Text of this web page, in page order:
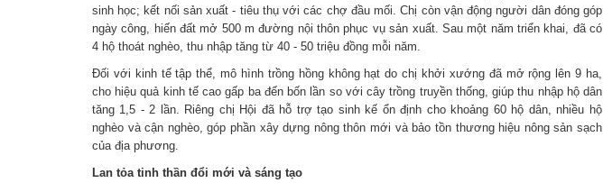
sinh học; kết nối sản xuất - tiêu thụ với các chợ đầu mối. Chị còn vận động người dân đóng góp
ngày công, hiến đất mở 500 m đường nội thôn phục vụ sản xuất. Sau một năm triển khai, đã có
4 hộ thoát nghèo, thu nhập tăng từ 40 - 50 triệu đồng mỗi năm.
Đối với kinh tế tập thể, mô hình trồng hồng không hạt do chị khởi xướng đã mở rộng lên 9 ha,
cho hiệu quả kinh tế cao gấp ba đến bốn lần so với cây trồng truyền thống, giúp thu nhập hộ dân
tăng 1,5 - 2 lần. Riêng chị Hội đã hỗ trợ tạo sinh kế ổn định cho khoảng 60 hộ dân, nhiều hộ
nghèo và cận nghèo, góp phần xây dựng nông thôn mới và bảo tồn thương hiệu nông sản sạch
của địa phương.
Lan tỏa tinh thần đổi mới và sáng tạo